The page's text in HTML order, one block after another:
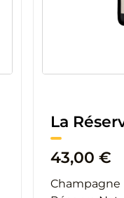
La
43,00 €
Champagne